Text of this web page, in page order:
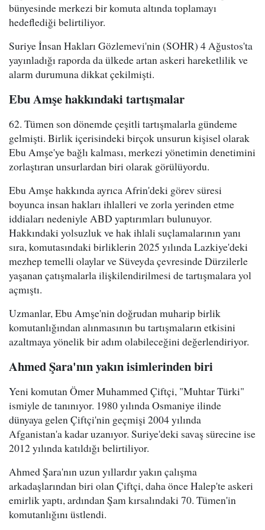
bünyesinde merkezi bir komuta altında toplamayı
hedeflediği belirtiliyor.
Suriye İnsan Hakları Gözlemevi'nin (SOHR) 4 Ağustos'ta
yayınladığı raporda da ülkede artan askeri hareketlilik ve
alarm durumuna dikkat çekilmişti.
Ebu Amşe hakkındaki tartışmalar
62. Tümen son dönemde çeşitli tartışmalarla gündeme
gelmişti. Birlik içerisindeki birçok unsurun kişisel olarak
Ebu Amşe'ye bağlı kalması, merkezi yönetimin denetimini
zorlaştıran unsurlardan biri olarak görülüyordu.
Ebu Amşe hakkında ayrıca Afrin'deki görev süresi
boyunca insan hakları ihlalleri ve zorla yerinden etme
iddiaları nedeniyle ABD yaptırımları bulunuyor.
Hakkındaki yolsuzluk ve hak ihlali suçlamalarının yanı
sıra, komutasındaki birliklerin 2025 yılında Lazkiye'deki
mezhep temelli olaylar ve Süveyda çevresinde Dürzilerle
yaşanan çatışmalarla ilişkilendirilmesi de tartışmalara yol
açmıştı.
Uzmanlar, Ebu Amşe'nin doğrudan muharip birlik
komutanlığından alınmasının bu tartışmaların etkisini
azaltmaya yönelik bir adım olabileceğini değerlendiriyor.
Ahmed Şara'nın yakın isimlerinden biri
Yeni komutan Ömer Muhammed Çiftçi, "Muhtar Türki"
ismiyle de tanınıyor. 1980 yılında Osmaniye ilinde
dünyaya gelen Çiftçi'nin geçmişi 2004 yılında
Afganistan'a kadar uzanıyor. Suriye'deki savaş sürecine ise
2012 yılında katıldığı belirtiliyor.
Ahmed Şara'nın uzun yıllardır yakın çalışma
arkadaşlarından biri olan Çiftçi, daha önce Halep'te askeri
emirlik yaptı, ardından Şam kırsalındaki 70. Tümen'in
komutanlığını üstlendi.